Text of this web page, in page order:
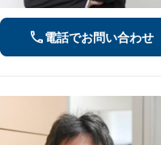
電話でお問い合わせ